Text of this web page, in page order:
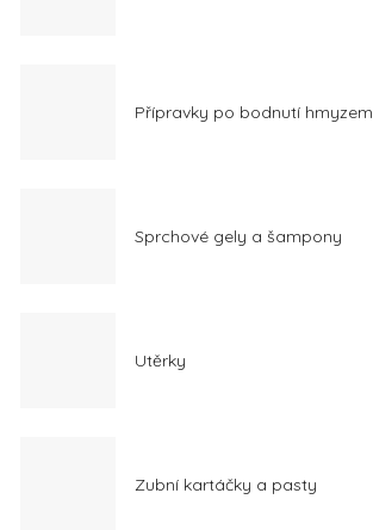
Přípravky po bodnutí hmyzem
Sprchové gely a šampony
Utěrky
Zubní kartáčky a pasty